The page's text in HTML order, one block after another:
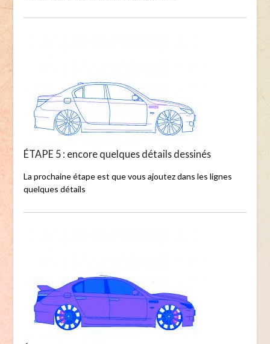
ÉTAPE 5 : encore quelques détails dessinés
La prochaine étape est que vous ajoutez dans les lignes
quelques détails